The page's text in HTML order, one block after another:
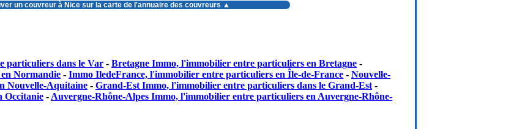
un couvreur à Nicesur la carte de l'annuaire des couvreurs ▲
particuliers dans le Var - Bretagne Immo, l'immobilier entre particuliers en Bretagne -
Normandie - Immo IledeFrance, l'immobilier entre particuliers en Île-de-France - Nouvelle-
Nouvelle-Aquitaine - Grand-Est Immo, l'immobilier entre particuliers dans le Grand-Est -
Occitanie - Auvergne-Rhône-Alpes Immo, l'immobilier entre particuliers en Auvergne-Rhône-